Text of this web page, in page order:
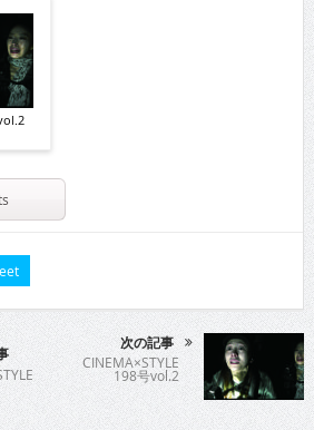
次の記事
CINEMA×STYLE
198号vol.2